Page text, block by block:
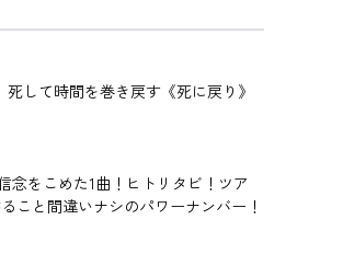
して時間を巻き戻す《死に戻り》
をこめた1曲！ヒトリタビ！ツア
こと間違いナシのパワーナンバー！